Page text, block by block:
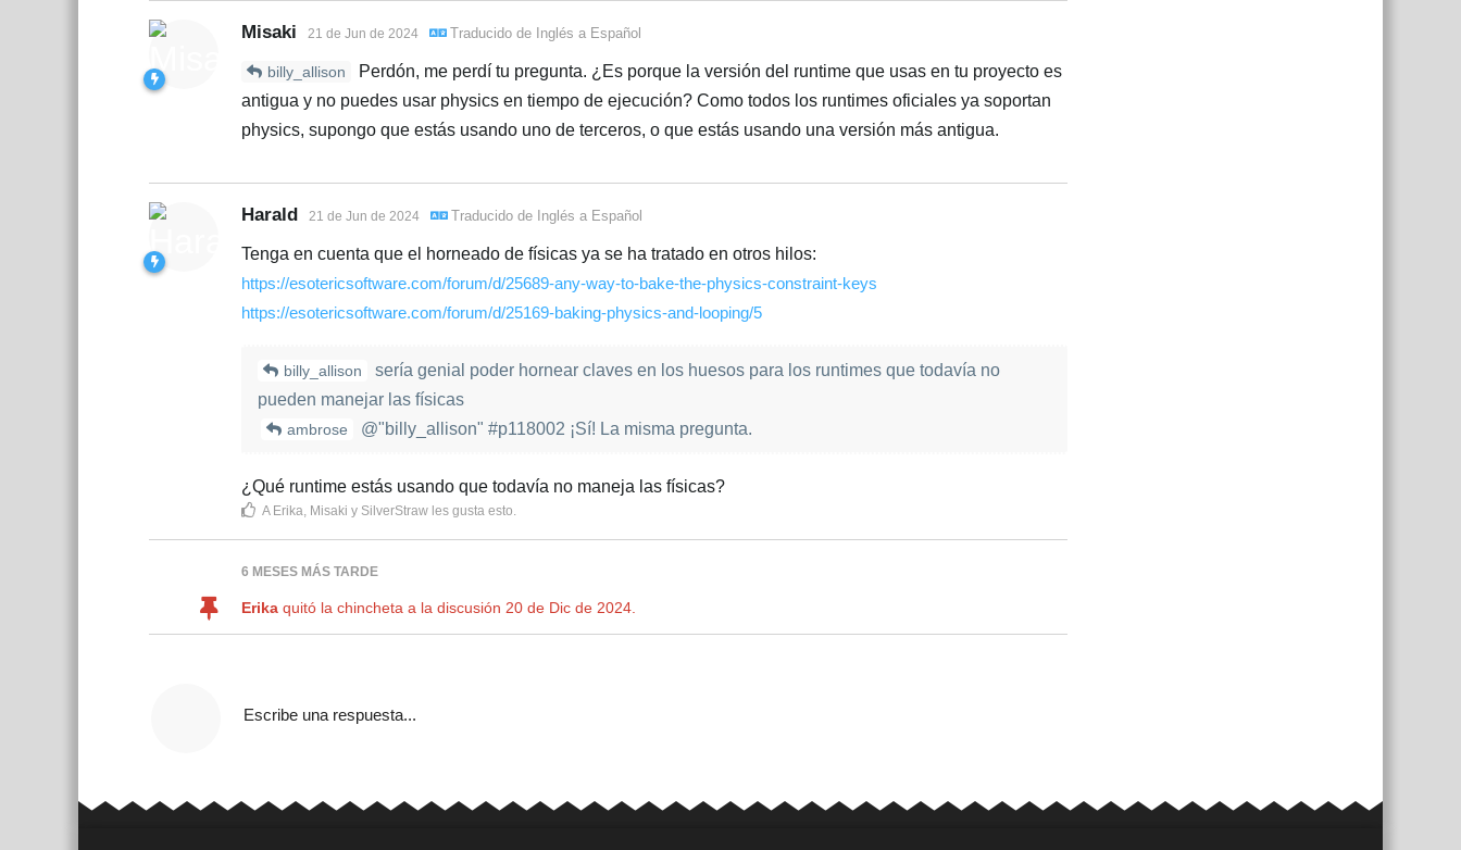
Misaki 21 de Jun de 2024 Traducido de Inglés a Español
billy_allison
Perdón, me perdí tu pregunta. ¿Es porque la versión del runtime que usas en tu proyecto es
antigua y no puedes usar physics en tiempo de ejecución? Como todos los runtimes oficiales ya soportan
physics, supongo que estás usando uno de terceros, o que estás usando una versión más antigua.
Harald 21 de Jun de 2024 Traducido de Inglés a Español
Tenga en cuenta que el horneado de físicas ya se ha tratado en otros hilos:
https://esotericsoftware.com/forum/d/25689-any-way-to-bake-the-physics-constraint-keys
https://esotericsoftware.com/forum/d/25169-baking-physics-and-looping/5
billy_allison
sería genial poder hornear claves en los huesos para los runtimes que todavía no
pueden manejar las físicas
ambrose @"billy_allison" #p118002 ¡Sí! La misma pregunta.
¿Qué runtime estás usando que todavía no maneja las físicas?
A Erika, Misaki y SilverStraw les gusta esto.
6 MESES MÁS TARDE
Erika quitó la chincheta a la discusión 20 de Dic de 2024
Escribe una respuesta...